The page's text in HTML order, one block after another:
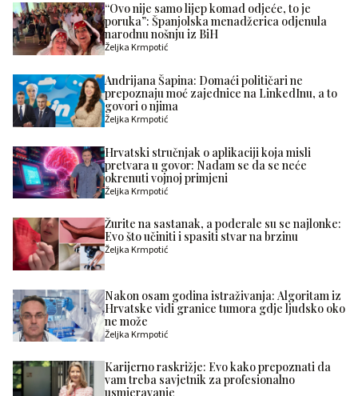
“Ovo nije samo lijep komad odjeće, to je
poruka”: Španjolska menadžerica odjenula
narodnu nošnju iz BiH
Željka Krmpotić
Andrijana Šapina: Domaći političari ne
prepoznaju moć zajednice na LinkedInu, a to
govori o njima
Željka Krmpotić
Hrvatski stručnjak o aplikaciji koja misli
pretvara u govor: Nadam se da se neće
okrenuti vojnoj primjeni
Željka Krmpotić
Žurite na sastanak, a poderale su se najlonke:
Evo što učiniti i spasiti stvar na brzinu
Željka Krmpotić
Nakon osam godina istraživanja: Algoritam iz
Hrvatske vidi granice tumora gdje ljudsko oko
ne može
Željka Krmpotić
Karijerno raskrižje: Evo kako prepoznati da
vam treba savjetnik za profesionalno
usmjeravanje